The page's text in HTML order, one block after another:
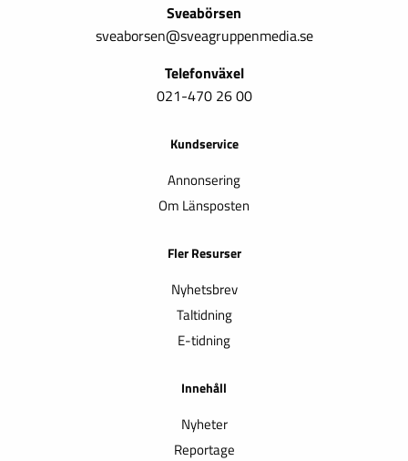
Sveabörsen
sveaborsen@sveagruppenmedia.se
Telefonväxel
021-470 26 00
Kundservice
Annonsering
Om Länsposten
Fler Resurser
Nyhetsbrev
Taltidning
E-tidning
Innehåll
Nyheter
Reportage